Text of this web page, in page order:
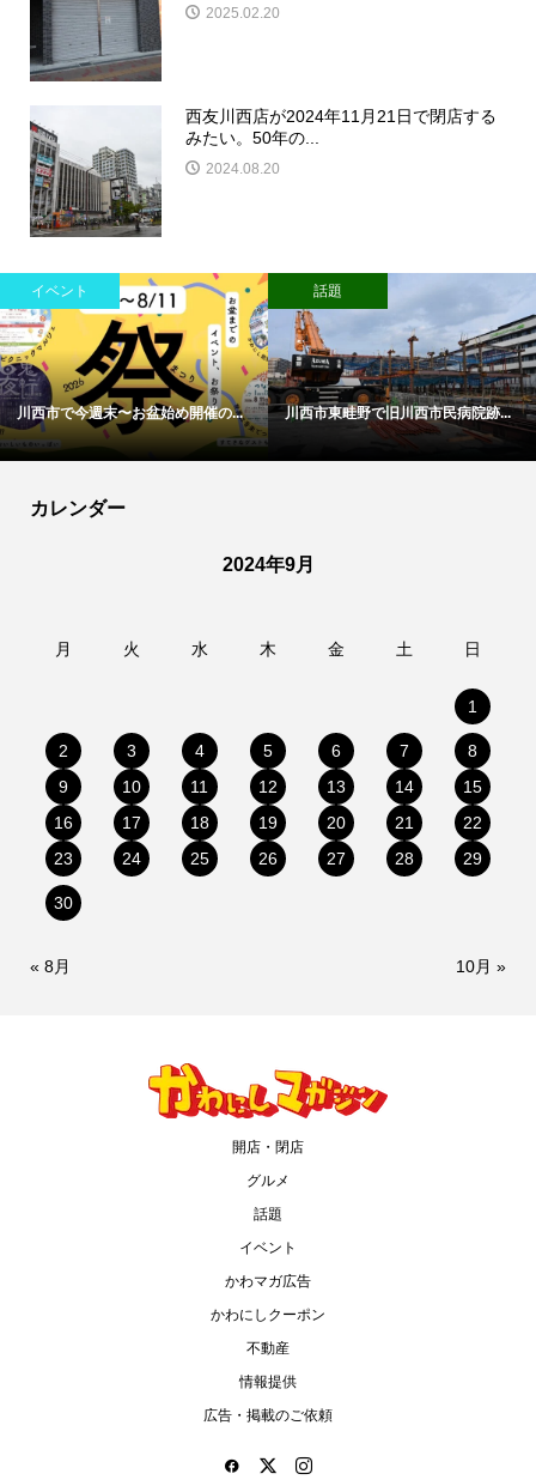
2025.02.20
西友川西店が2024年11月21日で閉店する
みたい。50年の...
2024.08.20
イベント
川西市で今週末〜お盆始め開催の...
話題
川西市東畦野で旧川西市民病院跡...
カレンダー
2024年9月
月 火 水 木 金 土 日
1
2 3 4 5 6 7
8
9
10 11 12 13 14
15
16
17 18 19 20 21
22
23
24 25 26 27 28 29
30
« 8月 10月 »
開店・閉店
グルメ
話題
イベント
かわマガ広告
かわにしクーポン
不動産
情報提供
広告・掲載のご依頼